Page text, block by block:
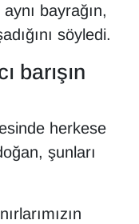
bayrağın,
söyledi.
barışın
herkese
şunları